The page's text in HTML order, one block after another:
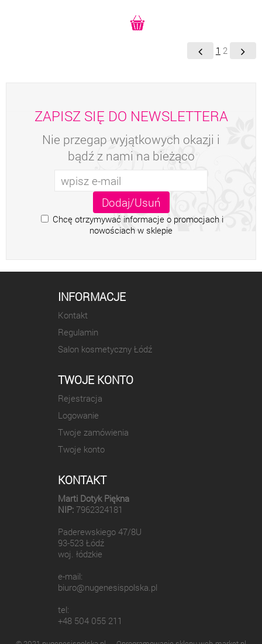
1 2
ZAPISZ SIĘ DO NEWSLETTERA
Nie przegap wyjątkowych okazji i
bądź z nami na bieżąco
Chcę otrzymywać informacje o promocjach i
nowościach w sklepie
INFORMACJE
Kontakt
Regulamin
Salon kosmetyczny Łódź
TWOJE KONTO
Rejestracja
Logowanie
Twoje zamówienia
Twoje konto
KONTAKT
Marti Dotyk Piękna
NIP: 7962324181
Paderewskiego 47/8U
93-523 Łódź
woj. łódzkie
e-mail:
biuro@nugenesispolska.pl
tel:
+48 504 055 211